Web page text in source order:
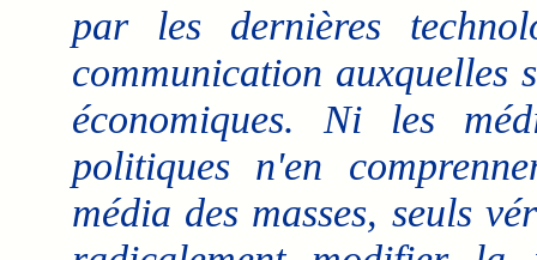
par les dernières
communication auxquelles
économiques. Ni les
politiques n'en
média des masses, seuls